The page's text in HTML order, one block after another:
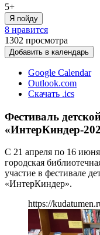
5+
Я пойду
8 нравится
1302 просмотра
Добавить в календарь
Google Calendar
Outlook.com
Скачать .ics
Фестиваль
«ИнтерКиндер-
С 21 апреля по 16
городская
участие в фестивале
«ИнтерКиндер».
https://